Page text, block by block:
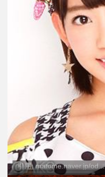
引用: matome.naver.jp/od...